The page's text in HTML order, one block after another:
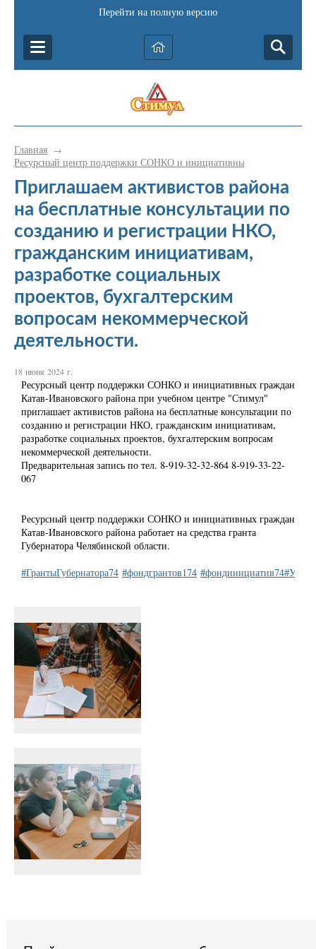
Перейти на полную версию
Главная →
Ресурсный центр поддержки СОНКО и инициативных граждан
Приглашаем активистов района
на бесплатные консультации по
созданию и регистрации НКО,
гражданским инициативам,
разработке социальных
проектов, бухгалтерским
вопросам некоммерческой
деятельности.
18 июня 2024 г.
Ресурсный центр поддержки СОНКО и инициативных граждан
Катав-Ивановского района при учебном центре "Стимул"
приглашает активистов района на бесплатные консультации по
созданию и регистрации НКО, гражданским инициативам,
разработке социальных проектов, бухгалтерским вопросам
некоммерческой деятельности.
Предварительная запись по тел. 8-919-32-32-864 8-919-33-22-
067
Ресурсный центр поддержки СОНКО и инициативных граждан
Катав-Ивановского района работает на средства гранта
Губернатора Челябинской области.
#ГрантыГубернатора74 #фондгрантов174 #фондинициатив74